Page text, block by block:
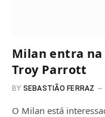
Milan entra
Troy Parrott
BY SEBASTIÃO FERRAZ
O Milan está